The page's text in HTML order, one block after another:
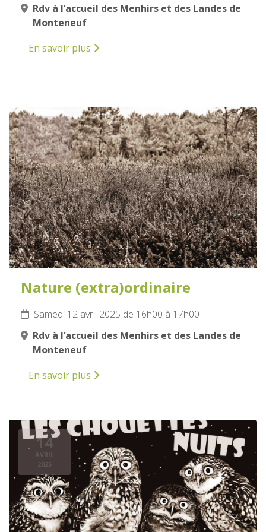
Rdv à l’accueil des Menhirs et des Landes de
Monteneuf
En savoir plus
12
AVRIL
2025
Nature (extra)ordinaire
Samedi 12 avril 2025 de 16h00 à 17h00
Rdv à l’accueil des Menhirs et des Landes de
Monteneuf
En savoir plus
14
AVRIL
2025